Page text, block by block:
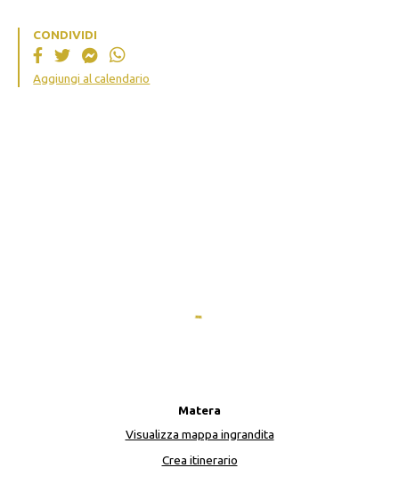
CONDIVIDI
Aggiungi al calendario
Matera
Visualizza mappa ingrandita
Crea itinerario